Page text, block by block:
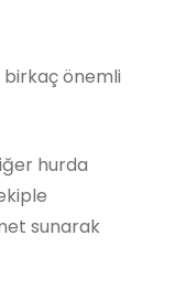
birkaç önemli
hurda
sunarak